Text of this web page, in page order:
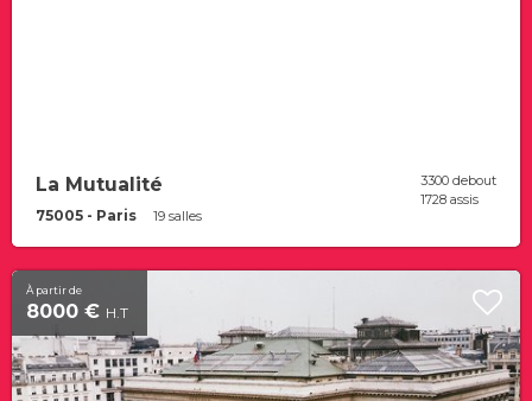
La Mutualité
75005 - Paris 19 salles
3300 debout
1728 assis
À partir de
8000 € H.T